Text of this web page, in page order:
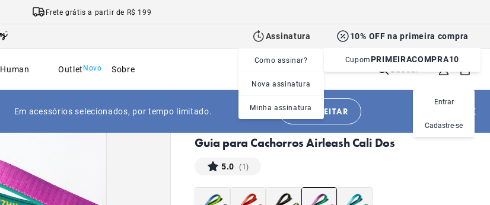
Frete grátis a partir de R$ 199
Assinatura
Como assinar?
Nova assinatura
Minha assinatura
10% OFF na primeira compra
CupomPRIMEIRACOMPRA10
Human Outlet Sobre
Entrar
Cadastre-se
Em acessórios selecionados, por tempo limitado. APROVEITAR
Cachorros|Acessórios|Guias
Guia para Cachorros Airleash Cali Dos
5.0 (1)